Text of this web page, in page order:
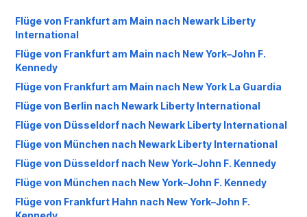
Flüge von Frankfurt am Main nach Newark Liberty
International
Flüge von Frankfurt am Main nach New York–John F.
Kennedy
Flüge von Frankfurt am Main nach New York La Guardia
Flüge von Berlin nach Newark Liberty International
Flüge von Düsseldorf nach Newark Liberty International
Flüge von München nach Newark Liberty International
Flüge von Düsseldorf nach New York–John F. Kennedy
Flüge von München nach New York–John F. Kennedy
Flüge von Frankfurt Hahn nach New York–John F.